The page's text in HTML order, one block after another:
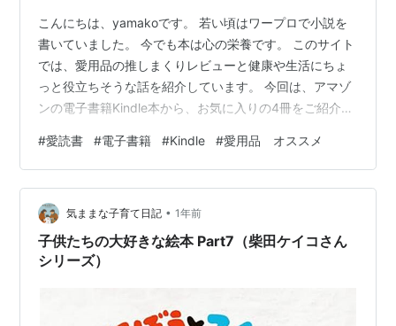
こんにちは、yamakoです。 若い頃はワープロで小説を
書いていました。 今でも本は心の栄養です。 このサイト
では、愛用品の推しまくりレビューと健康や生活にちょ
っと役立ちそうな話を紹介しています。 今回は、アマゾ
ンの電子書籍Kindle本から、お気に入りの4冊をご紹介し
を感じる話が苦手です。 そういうドロドロは、実生活や
ニュースで見たり聞いたりするだけで充分です。 なの
で、 同じHSP傾向のある人 今ちょっと心の疲れている人
休養と生活の参考になるものを求めている人 に役に立つ
リストかもしれません。 ただ、今回はそれだけではあり
ません。 も…
#愛読書 #電子書籍 #Kindle #愛用品 オススメ
気ままな子育て日記 • 1年前
子供たちの大好きな絵本 Part7（柴田ケイコさん
シリーズ）